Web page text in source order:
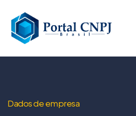
Dados de empresa